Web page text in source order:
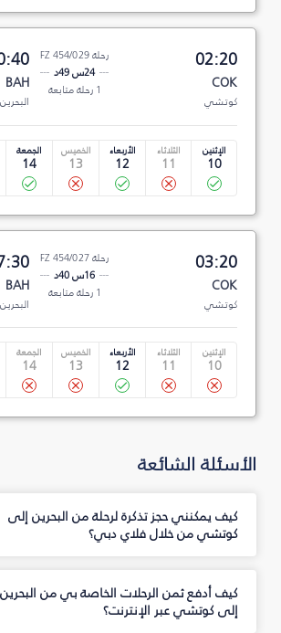
02:20
COK
كوتشي
رحلة FZ 454/029
24س 49د
1 رحلة متابعة
BAH
البحرين
الإثنين
10
الثلاثاء
11
الأربعاء
12
الخميس
13
الجمعة
14
03:20
COK
كوتشي
رحلة FZ 454/027
16س 40د
1 رحلة متابعة
BAH
البحرين
الإثنين
10
الثلاثاء
11
الأربعاء
12
الخميس
13
الجمعة
14
الأسئلة الشائعة
كيف يمكنني حجز تذكرة لرحلة من البحرين إلى
كوتشي من خلال فلاي دبي؟
كيف أدفع ثمن الرحلات الخاصة بي من البحرين
إلى كوتشي عبر الإنترنت؟